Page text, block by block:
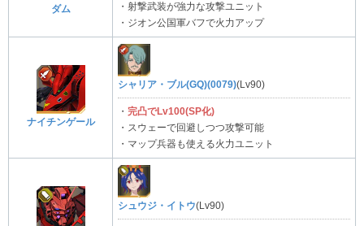
ダム
・射撃武装が強力な攻撃ユニット
・ジオン公国軍バフで火力アップ
ナイチンゲール
シャリア・ブル(GQ)(0079)(Lv90)
・ 完凸でLv100(SP化)
・スウェーで回避しつつ攻撃可能
・マップ兵器も使える火力ユニット
シュウジ・イトウ(Lv90)